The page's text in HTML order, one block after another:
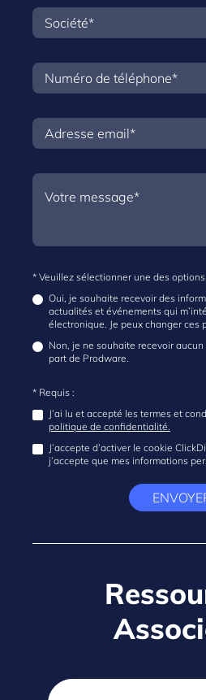
* Veuillez sélectionner une des
Oui, je souhaite recevoir des
actualités et événements qui
électronique. Je peux changer ces
Non, je ne souhaite recevoir
part de Prodware.
* Requis :
J’ai lu et accepté les termes et
politique de confidentialité.
J’accepte d’activer le cookie
j’accepte que mes informations